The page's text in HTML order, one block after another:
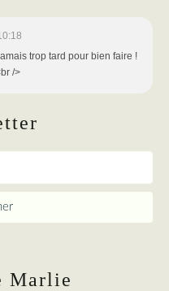
trop tard pour bien faire !
/>
Marlie